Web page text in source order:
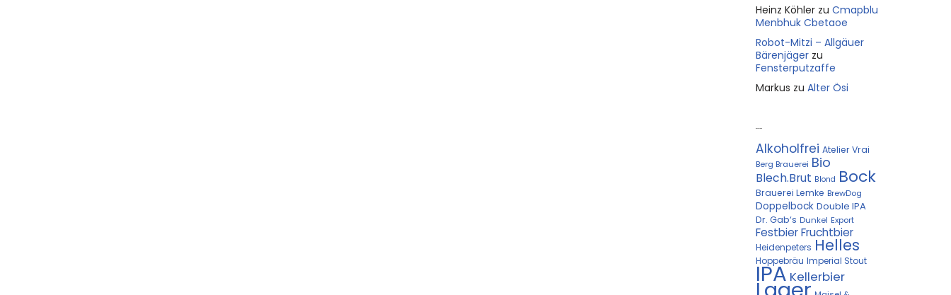
Heinz Köhler zu Cmapblu
Menbhuk Cbetaoe
Robot-Mitzi – Allgäuer
Bärenjäger zu
Fensterputzaffe
Markus zu Alter Ösi
Alkoholfrei Atelier Vrai
Berg Brauerei Bio
Blech.Brut Blond Bock
Brauerei Lemke BrewDog
Doppelbock Double IPA
Dr. Gab‘s Dunkel Export
FestbierFruchtbier
Heidenpeters Helles
Hoppebräu Imperial Stout
IPA Kellerbier